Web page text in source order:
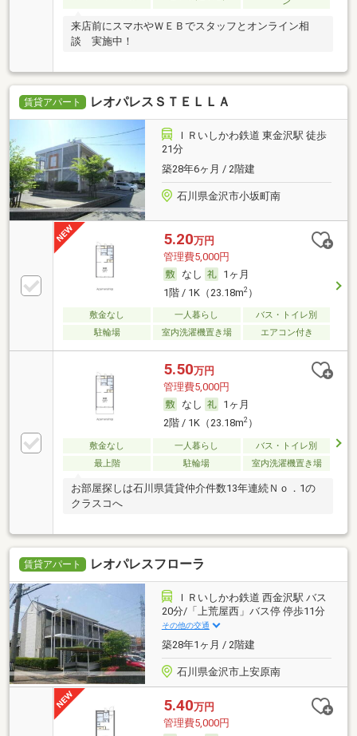
来店前にスマホやＷＥＢでスタッフとオンライン相
談 実施中！
賃貸アパート レオパレスＳＴＥＬＬＡ
ＩＲいしかわ鉄道 東金沢駅 徒歩
21分
築28年6ヶ月 / 2階建
石川県金沢市小坂町南
5.20万円
管理費5,000円
なし
1ヶ月
1階 / 1K（23.18m2）
敷金なし 一人暮らし
バス・トイレ別
駐輪場
室内洗濯機置き場 エアコン付き
5.50万円
管理費5,000円
なし
1ヶ月
2階 / 1K（23.18m2）
敷金なし 一人暮らし
バス・トイレ別
最上階
駐輪場 室内洗濯機置き場
お部屋探しは石川県賃貸仲介件数13年連続Ｎｏ．1の
クラスコへ
賃貸アパート レオパレスフローラ
ＩＲいしかわ鉄道 西金沢駅 バス
20分/「上荒屋西」バス停 停歩11分
その他の交通
築28年1ヶ月 / 2階建
石川県金沢市上安原南
5.40万円
管理費5,000円